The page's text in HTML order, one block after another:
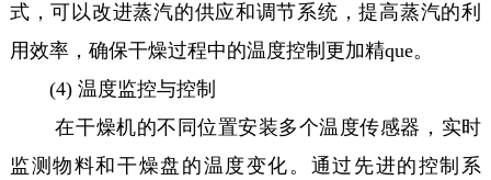
式，可以改进蒸汽的供应和调节系统，提高蒸汽的利
用效率，确保干燥过程中的温度控制更加精que。
(4) 温度监控与控制
在干燥机的不同位置安装多个温度传感器，实时
监测物料和干燥盘的温度变化。通过先进的控制系